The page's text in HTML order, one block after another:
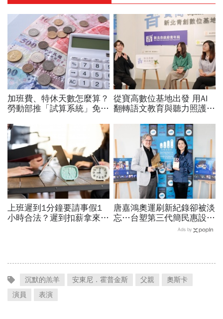
加班費、特休天數怎麼算？
勞動部推「試算系統」免代
資遣費都能查
從寶高數位基地出發 用AI
翻轉語文教育與聽力照護，
上班遲到1分鐘要請事假1
小時合法？遲到扣薪拿來聚
唐嘉鴻奧運刷新紀錄卻被淡
忘…台塑第三代簡民惠設台
灣首座「創紀錄獎」：不是
Ads by
沉默的羔羊 安東尼．霍普金斯 父親
奧斯卡
演員
表演